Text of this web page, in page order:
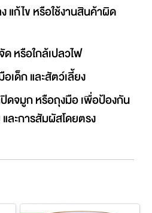
แก้ไข หรือใช้งานสินค้าผิด
หรือใกล้เปลวไฟ
เด็ก และสัตว์เลี้ยง
ดจมูก หรือถุงมือ เพื่อป้องกัน
ละการสัมผัสโดยตรง